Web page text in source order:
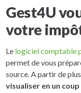
Gest4U
votre
Le logiciel comptable
permet de vous
source. A partir de
visualiser en un